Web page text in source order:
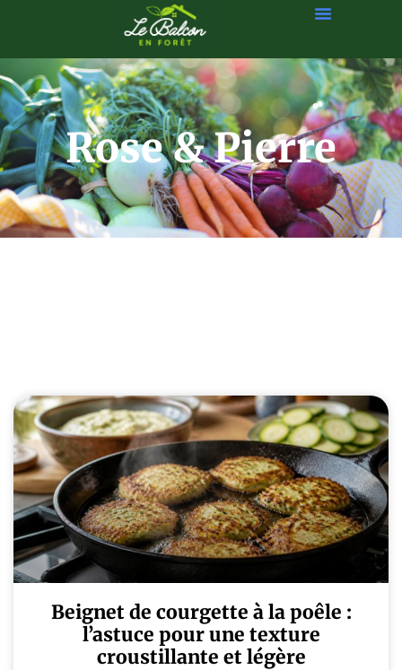
Rose & Pierre
Beignet de courgette à la poêle :
l’astuce pour une texture
croustillante et légère